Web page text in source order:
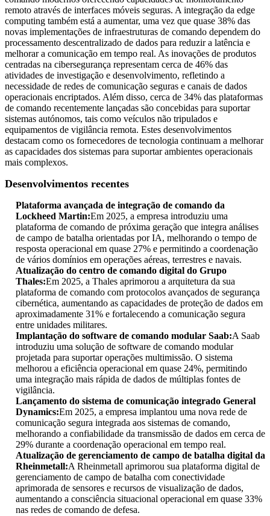
remoto através de interfaces móveis seguras. A integração da edge
computing também está a aumentar, uma vez que quase 38% das
novas implementações de infraestruturas de comando dependem do
processamento descentralizado de dados para reduzir a latência e
melhorar a comunicação em tempo real. As inovações de produtos
centradas na cibersegurança representam cerca de 46% das
atividades de investigação e desenvolvimento, refletindo a
necessidade de redes de comunicação seguras e canais de dados
operacionais encriptados. Além disso, cerca de 34% das plataformas
de comando recentemente lançadas são concebidas para suportar
sistemas autónomos, tais como veículos não tripulados e
equipamentos de vigilância remota. Estes desenvolvimentos
destacam como os fornecedores de tecnologia continuam a melhorar
as capacidades dos sistemas para suportar ambientes operacionais
mais complexos.
Desenvolvimentos recentes
Plataforma avançada de integração de comando da
Lockheed Martin:Em 2025, a empresa introduziu uma
plataforma de comando de próxima geração que integra análises
de campo de batalha orientadas por IA, melhorando o tempo de
resposta operacional em quase 27% e permitindo a coordenação
de vários domínios em operações aéreas, terrestres e navais.
Atualização do centro de comando digital do Grupo
Thales:Em 2025, a Thales aprimorou a arquitetura da sua
plataforma de comando com protocolos avançados de segurança
cibernética, aumentando as capacidades de proteção de dados em
aproximadamente 31% e fortalecendo a comunicação segura
entre unidades militares.
Implantação do software de comando modular Saab:A Saab
introduziu uma solução de software de comando modular
projetada para suportar operações multimissão. O sistema
melhorou a eficiência operacional em quase 24%, permitindo
uma integração mais rápida de dados de múltiplas fontes de
vigilância.
Lançamento do sistema de comunicação integrado General
Dynamics:Em 2025, a empresa implantou uma nova rede de
comunicação segura integrada aos sistemas de comando,
melhorando a confiabilidade da transmissão de dados em cerca de
29% durante a coordenação operacional em tempo real.
Atualização de gerenciamento de campo de batalha digital da
Rheinmetall:A Rheinmetall aprimorou sua plataforma digital de
gerenciamento de campo de batalha com conectividade
aprimorada de sensores e recursos de visualização de dados,
aumentando a consciência situacional operacional em quase 33%
nas redes de comando de defesa.